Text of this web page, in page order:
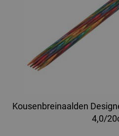
Kousenbreinaalden
4,0/